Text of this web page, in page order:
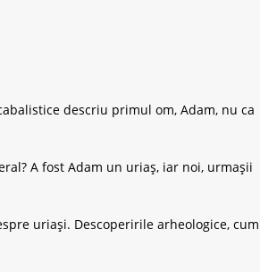
descriu primul om, Adam, nu ca
A fost Adam un uriaș, iar noi, urmașii
uriași. Descoperirile arheologice, cum